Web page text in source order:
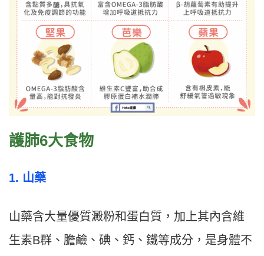
護肺6大食物
1. 山藥
山藥含大量優質澱粉和蛋白質，加上其內含維
生素B群、膽鹼、碘、鈣、鐵等成分，是身體不